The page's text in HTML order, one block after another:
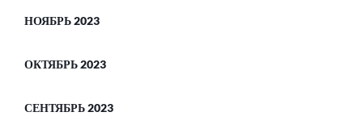
НОЯБРЬ 2023
ОКТЯБРЬ 2023
СЕНТЯБРЬ 2023